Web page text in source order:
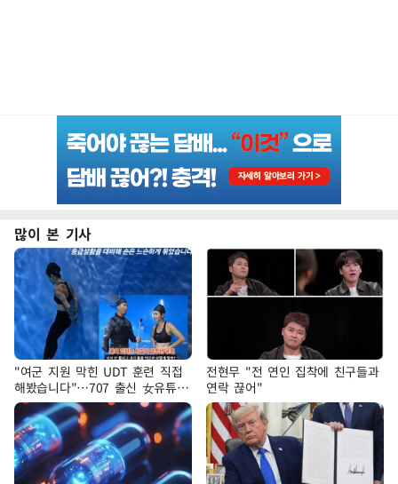
많이 본 기사
"여군 지원 막힌 UDT 훈련 직접
해봤습니다"…707 출신 女유튜버
'완벽 소화'
전현무 "전 연인 집착에 친구들과
연락 끊어"